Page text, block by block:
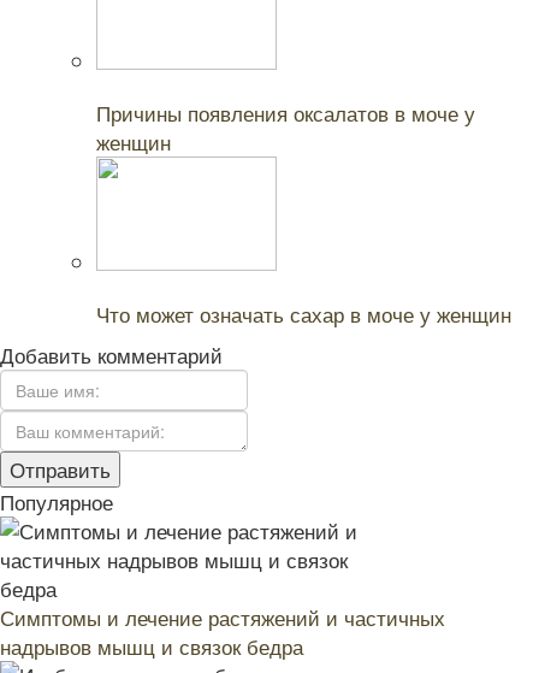
Причины появления оксалатов в моче у
женщин
Что может означать сахар в моче у женщин
Добавить комментарий
Популярное
Симптомы и лечение растяжений и частичных
надрывов мышц и связок бедра